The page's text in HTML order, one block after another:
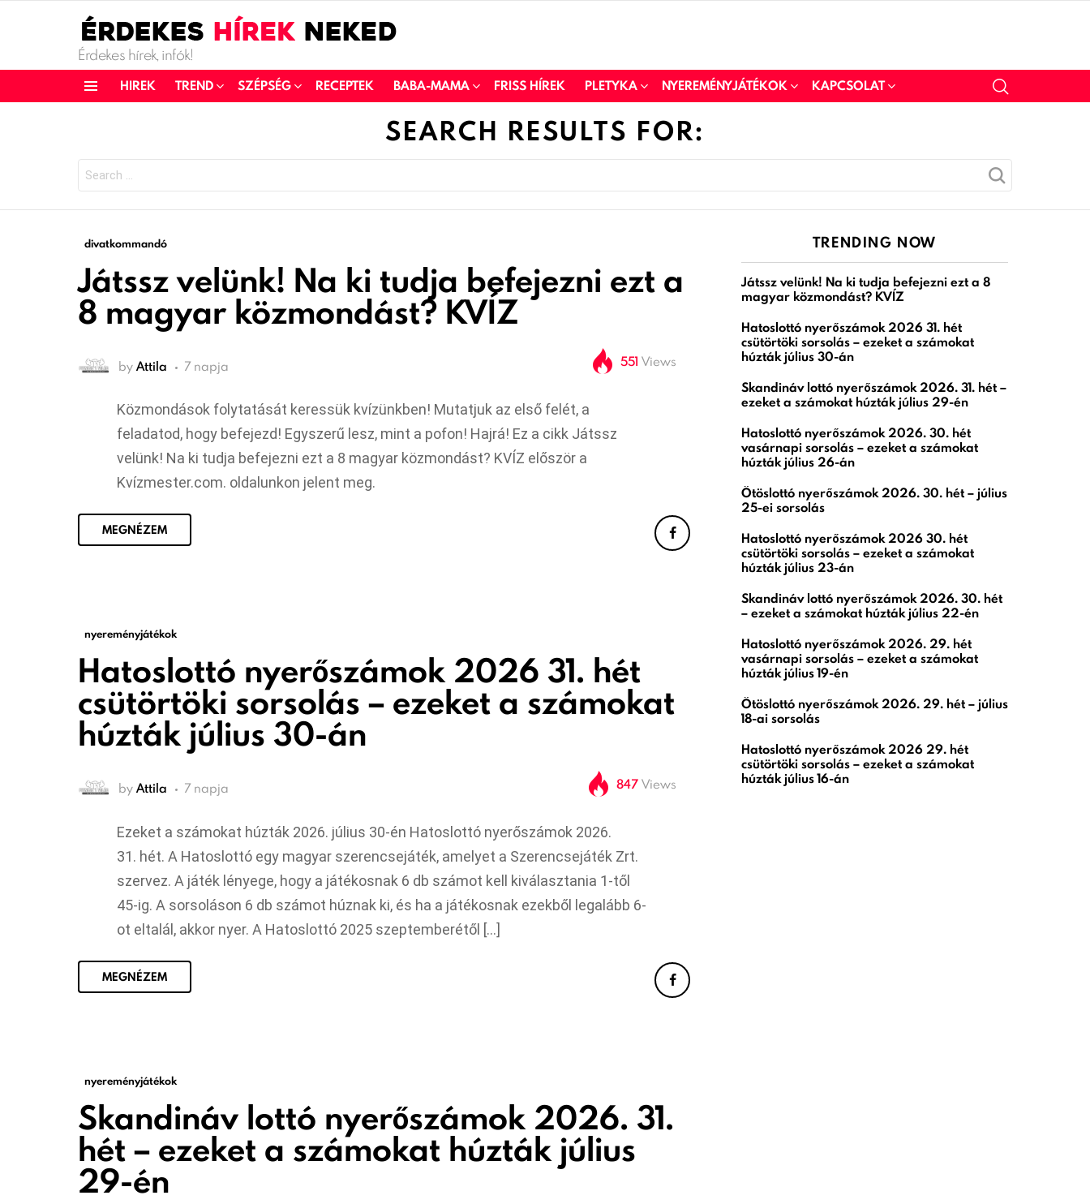
Érdekes hírek, infók!
HIREK TREND SZÉPSÉG RECEPTEK BABA-MAMA FRISS HÍREK PLETYKA NYEREMÉNYJÁTÉKOK KAPCSOLAT
SEARCH RESULTS FOR:
SEARCH
FOR:
divatkommandó
Játssz velünk! Na ki tudja befejezni ezt a
8 magyar közmondást? KVÍZ
by Attila 7 napja 551 Views
Közmondások folytatását keressük kvízünkben! Mutatjuk az első felét, a
feladatod, hogy befejezd! Egyszerű lesz, mint a pofon! Hajrá! Ez a cikk Játssz
velünk! Na ki tudja befejezni ezt a 8 magyar közmondást? KVÍZ először a
Kvízmester.com. oldalunkon jelent meg.
MEGNÉZEM
nyereményjátékok
Hatoslottó nyerőszámok 2026 31. hét
csütörtöki sorsolás – ezeket a számokat
húzták július 30-án
by Attila 7 napja 847 Views
Ezeket a számokat húzták 2026. július 30-én Hatoslottó nyerőszámok 2026.
31. hét. A Hatoslottó egy magyar szerencsejáték, amelyet a Szerencsejáték Zrt.
szervez. A játék lényege, hogy a játékosnak 6 db számot kell kiválasztania 1-től
45-ig. A sorsoláson 6 db számot húznak ki, és ha a játékosnak ezekből legalább 6-
ot eltalál, akkor nyer. A Hatoslottó 2025 szeptemberétől […]
MEGNÉZEM
nyereményjátékok
Skandináv lottó nyerőszámok 2026. 31.
hét – ezeket a számokat húzták július
29-én
TRENDING NOW
Játssz velünk! Na ki tudja befejezni ezt a 8
magyar közmondást? KVÍZ
Hatoslottó nyerőszámok 2026 31. hét
csütörtöki sorsolás – ezeket a számokat
húzták július 30-án
Skandináv lottó nyerőszámok 2026. 31. hét –
ezeket a számokat húzták július 29-én
Hatoslottó nyerőszámok 2026. 30. hét
vasárnapi sorsolás – ezeket a számokat
húzták július 26-án
Ötöslottó nyerőszámok 2026. 30. hét – július
25-ei sorsolás
Hatoslottó nyerőszámok 2026 30. hét
csütörtöki sorsolás – ezeket a számokat
húzták július 23-án
Skandináv lottó nyerőszámok 2026. 30. hét
– ezeket a számokat húzták július 22-én
Hatoslottó nyerőszámok 2026. 29. hét
vasárnapi sorsolás – ezeket a számokat
húzták július 19-én
Ötöslottó nyerőszámok 2026. 29. hét – július
18-ai sorsolás
Hatoslottó nyerőszámok 2026 29. hét
csütörtöki sorsolás – ezeket a számokat
húzták július 16-án